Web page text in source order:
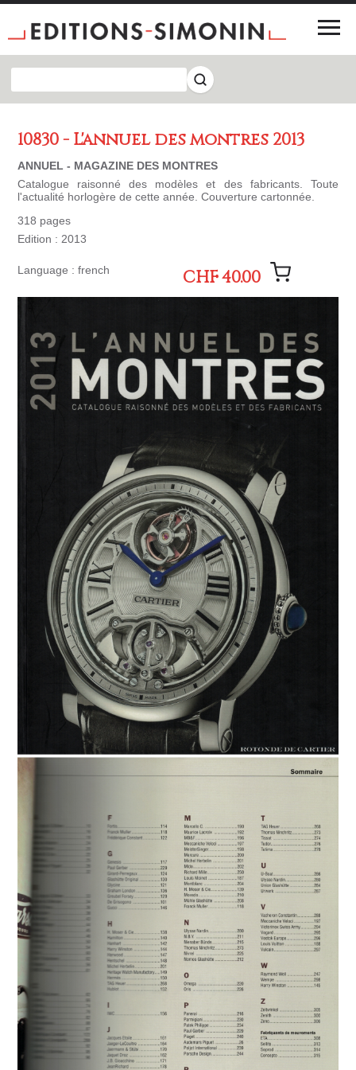
10830 - L'annuel des montres 2013
ANNUEL - MAGAZINE DES MONTRES
Catalogue raisonné des modèles et des fabricants. Toute
l'actualité horlogère de cette année. Couverture cartonnée.
318 pages
Edition : 2013
Language : french CHF 40.00